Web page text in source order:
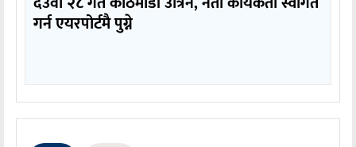
गर्न एयरपोर्टमै पुग्ने